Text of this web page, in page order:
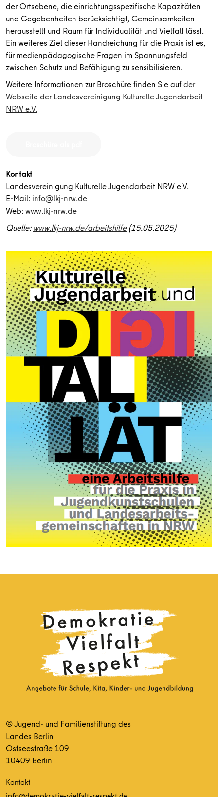
der Ortsebene, die einrichtungsspezifische Kapazitäten
und Gegebenheiten berücksichtigt, Gemeinsamkeiten
herausstellt und Raum für Individualität und Vielfalt lässt.
Ein weiteres Ziel dieser Handreichung für die Praxis ist es,
für medienpädagogische Fragen im Spannungsfeld
zwischen Schutz und Befähigung zu sensibilisieren.
Weitere Informationen zur Broschüre finden Sie aufder
Webseite der Landesvereinigung Kulturelle Jugendarbeit
NRW e.V.
Kontakt
Landesvereinigung Kulturelle Jugendarbeit NRW e.V.
E-Mail: info@lkj-nrw.de
Web:www.lkj-nrw.de
Quelle: www.lkj-nrw.de/arbeitshilfe(15.05.2025)
© Jugend- und Familienstiftung des
Landes Berlin
Ostseestraße 109
10409 Berlin
Kontakt